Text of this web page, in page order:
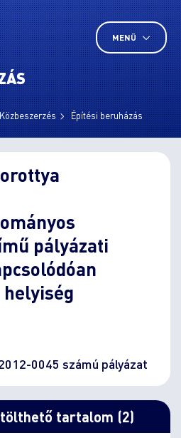
MENÜ
Közbeszerzés Építési beruházás
pályázati
0045 számú pályázat
tartalom (2)